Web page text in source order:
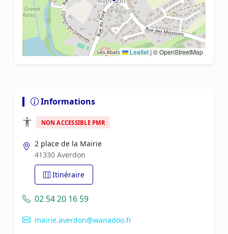
Leaflet | © OpenStreetMap
Informations
NON ACCESSIBLE PMR
2 place de la Mairie
41330 Averdon
Itinéraire
02 54 20 16 59
mairie.averdon@wanadoo.fr